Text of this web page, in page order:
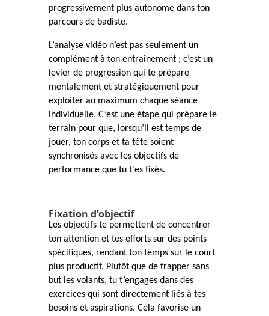
progressivement plus autonome dans ton
parcours de badiste.
L’analyse vidéo n’est pas seulement un
complément à ton entraînement ; c’est un
levier de progression qui te prépare
mentalement et stratégiquement pour
exploiter au maximum chaque séance
individuelle. C’est une étape qui prépare le
terrain pour que, lorsqu’il est temps de
jouer, ton corps et ta tête soient
synchronisés avec les objectifs de
performance que tu t’es fixés.
Fixation d’objectif
Les objectifs te permettent de concentrer
ton attention et tes efforts sur des points
spécifiques, rendant ton temps sur le court
plus productif. Plutôt que de frapper sans
but les volants, tu t’engages dans des
exercices qui sont directement liés à tes
besoins et aspirations. Cela favorise un